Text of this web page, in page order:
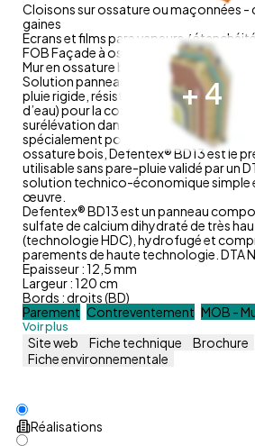
+4
Cloisons sur ossature ou maçonnées
gaines
Ecrans et films pare vapeurs /
FOB Façade à ossature bois Isolation
Mur en ossature bois-paille Doublages
Solution panneau multifonction
pluie rigide, résistant aux termites,
d’eau) pour la construction bois
surélévation dans la limite de 28m de
spécialement pour le
ossature bois, Defentex® BD13 est le
utilisable sans pare-pluie validé par un
solution technico-économique simple
œuvre.
Defentex® BD13 est un panneau
sulfate de calcium dihydraté de très
(technologie HDC), hydrofugé et
parements de haute technologie. DTA
Epaisseur : 12,5 mm
Largeur : 120 cm
Bords : droits (BD)
Parement Contreventement MOB -
Voir plus
Site web Fiche technique
Brochure
Fiche environnementale
Réalisations